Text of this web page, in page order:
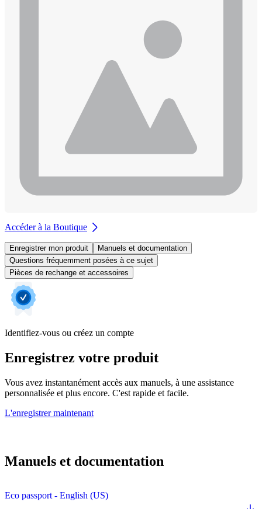
Accéder à la Boutique
Enregistrer mon produit
Manuels et documentation
Questions fréquemment posées à ce sujet
Pièces de rechange et accessoires
Identifiez-vous ou créez un compte
Enregistrez votre produit
Vous avez instantanément accès aux manuels, à une assistance
personnalisée et plus encore. C'est rapide et facile.
L'enregistrer maintenant
Manuels et documentation
Eco passport - English (US)